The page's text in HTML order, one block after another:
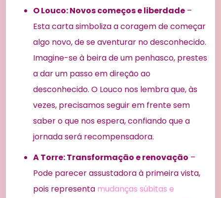
O Louco: Novos começos e liberdade –
Esta carta simboliza a coragem de começar
algo novo, de se aventurar no desconhecido.
Imagine-se à beira de um penhasco, prestes
a dar um passo em direção ao
desconhecido. O Louco nos lembra que, às
vezes, precisamos seguir em frente sem
saber o que nos espera, confiando que a
jornada será recompensadora.
A Torre: Transformação e renovação –
Pode parecer assustadora à primeira vista,
pois representa mudanças súbitas e